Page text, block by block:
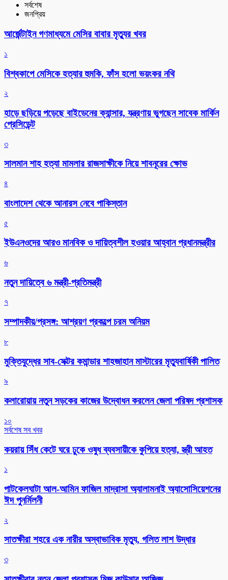
সর্বশেষ
জনপ্রিয়
আর্জেন্টাইন গণমাধ্যমে মেসির বাবার মৃত্যুর খবর
১
বিশ্বকাপে মেসিকে হত্যার হুমকি, ফাঁস হলো ভয়ংকর নথি
২
হাড়ে ছড়িয়ে পড়েছে বাইডেনের ক্যান্সার, যন্ত্রণায় ভুগছেন সাবেক মার্কিন
প্রেসিডেন্ট
৩
সালমান শাহ হত্যা মামলার রাজসাক্ষীকে নিয়ে শাবনূরের ক্ষোভ
৪
বাংলাদেশ থেকে আনারস নেবে পাকিস্তান
৫
ইউএনওদের আরও মানবিক ও দায়িত্বশীল হওয়ার আহ্বান প্রধানমন্ত্রীর
৬
নতুন দায়িত্বে ৬ মন্ত্রী-প্রতিমন্ত্রী
৭
সম্পাদকীয়/প্রসঙ্গ: আশ্রয়ণ প্রকল্পে চরম অনিয়ম
৮
মুক্তিযুদ্ধের সাব-সেক্টর কমান্ডার শাহজাহান মাস্টারের মৃত্যুবার্ষিকী পালিত
৯
কলারোয়ায় নতুন সড়কের কাজের উদ্বোধন করলেন জেলা পরিষদ প্রশাসক
১০
সর্বশেষ সব খবর
কয়রায় সিঁধ কেটে ঘরে ঢুকে ওষুধ ব্যবসায়ীকে কুপিয়ে হত্যা, স্ত্রী আহত
১
পাটকেলঘাটা আল-আমিন ফাজিল মাদ্রাসা অ্যালামনাই অ্যাসোসিয়েশনের
ঈদ পুনর্মিলনী
২
সাতক্ষীরা শহরে এক নারীর অস্বাভাবিক মৃত্যু, গলিত লাশ উদ্ধার
৩